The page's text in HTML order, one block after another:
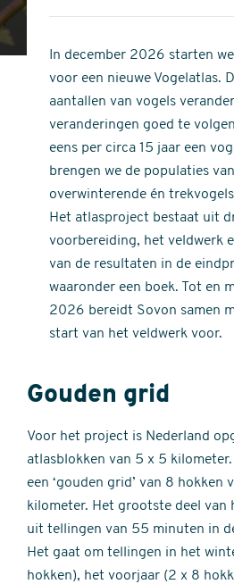
stars
of
stars
In december 2026 starten
voor een nieuwe Vogelatlas.
aantallen van vogels
veranderingen goed te
eens per circa 15 jaar een
brengen we de populaties
overwinterende én
Het atlasproject bestaat uit
voorbereiding, het veldwerk
van de resultaten in de
waaronder een boek. Tot en
2026 bereidt Sovon samen
start van het veldwerk voor.
Gouden grid
Voor het project is Nederland
atlasblokken van 5 x 5
een ‘gouden grid’ van 8 hokken
kilometer. Het grootste deel van
uit tellingen van 55 minuten in
Het gaat om tellingen in het
hokken), het voorjaar (2 x 8